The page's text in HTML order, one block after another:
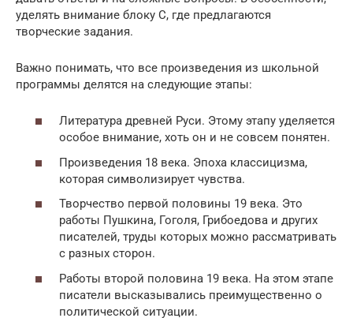
уделять внимание блоку С, где предлагаются
творческие задания.
Важно понимать, что все произведения из школьной
программы делятся на следующие этапы:
Литература древней Руси. Этому этапу уделяется
особое внимание, хоть он и не совсем понятен.
Произведения 18 века. Эпоха классицизма,
которая символизирует чувства.
Творчество первой половины 19 века. Это
работы Пушкина, Гоголя, Грибоедова и других
писателей, труды которых можно рассматривать
с разных сторон.
Работы второй половина 19 века. На этом этапе
писатели высказывались преимущественно о
политической ситуации.